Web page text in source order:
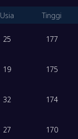
Usia Tinggi
25 177
19 175
32 174
27 170